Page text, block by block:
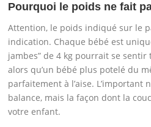
Pourquoi le poids ne fait
Attention, le poids indiqué sur le
indication. Chaque bébé est
jambes” de 4 kg pourrait se
alors qu’un bébé plus potelé du
parfaitement à l’aise. L’important
balance, mais la façon dont la
votre enfant.